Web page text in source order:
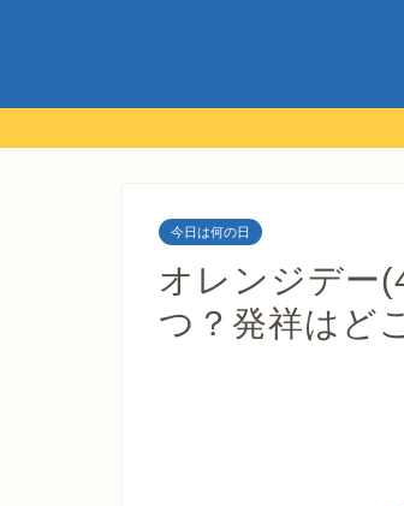
今日は何の日
オレンジデー
つ？発祥はど